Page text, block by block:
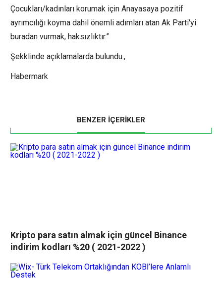
Çocukları/kadınları korumak için Anayasaya pozitif
ayrımcılığı koyma dahil önemli adımları atan Ak Parti'yi
buradan vurmak, haksızlıktır.”
Şekklinde açıklamalarda bulundu.,
Habermark
BENZER İÇERİKLER
Kripto para satın almak için güncel Binance
indirim kodları %20 ( 2021-2022 )